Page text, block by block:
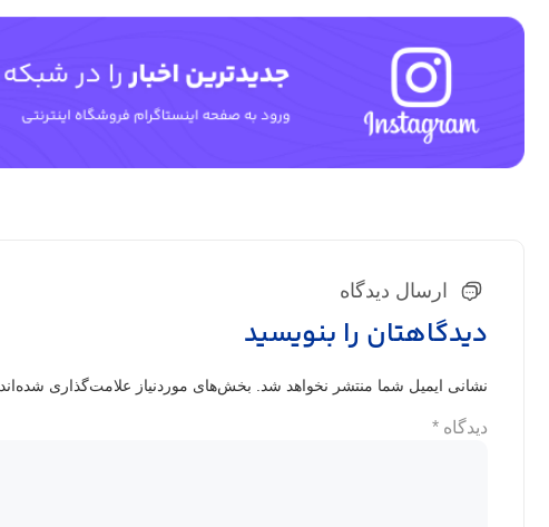
ارسال دیدگاه
دیدگاهتان را بنویسید
نشانی ایمیل شما منتشر نخواهد شد. بخش‌های موردنیاز علامت‌گذاری شده‌اند
دیدگاه *